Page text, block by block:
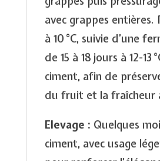
avec grappes entières.
à 10 °C, suivie d’une
de 15 à 18 jours à 12-13
ciment, afin de
du fruit et la fraîcheur
Elevage : Quelques
ciment, avec usage